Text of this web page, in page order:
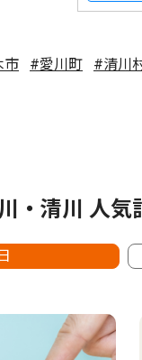
市 #愛川町 #清川
・清川 人気